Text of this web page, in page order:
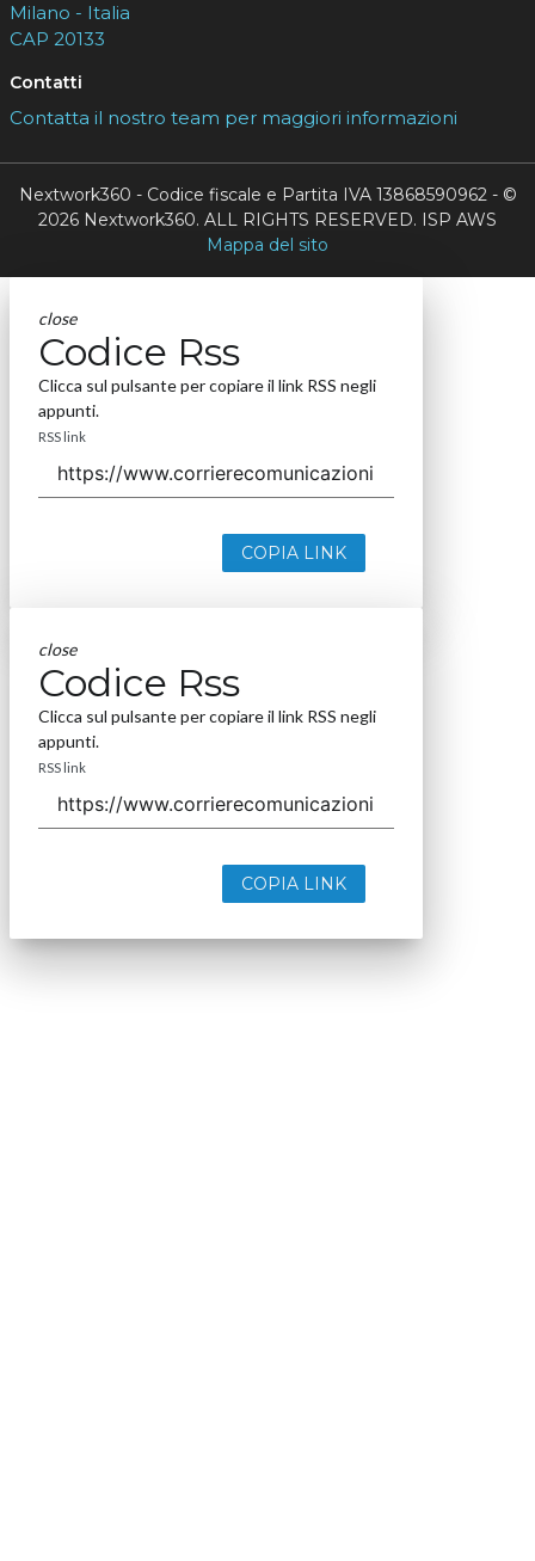
Milano - Italia
CAP 20133
Contatti
Contatta il nostro team per maggiori informazioni
Nextwork360 - Codice fiscale e Partita IVA 13868590962 - ©
2026 Nextwork360. ALL RIGHTS RESERVED. ISP AWS
Mappa del sito
close
Codice Rss
Clicca sul pulsante per copiare il link RSS negli
appunti.
RSS link
COPIA LINK
close
Codice Rss
Clicca sul pulsante per copiare il link RSS negli
appunti.
RSS link
COPIA LINK